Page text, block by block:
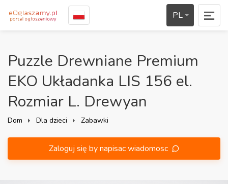
PL
Puzzle Drewniane Premium
EKO Układanka LIS 156 el.
Rozmiar L. Drewyan
Dom Dla dzieci Zabawki
Zaloguj się by napisac wiadomosc